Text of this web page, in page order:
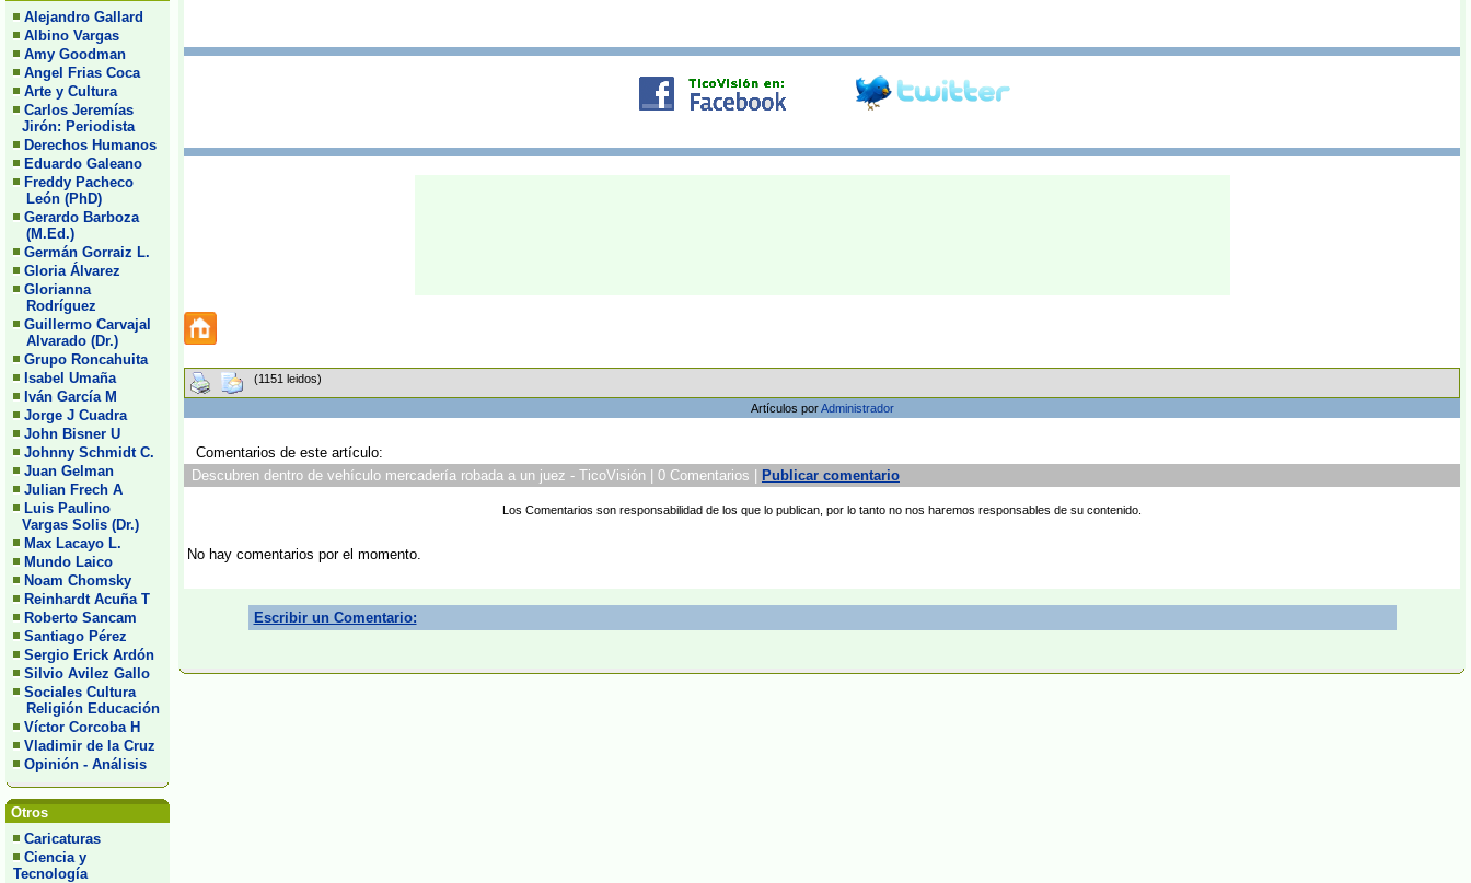
Alejandro Gallard
Albino Vargas
Amy Goodman
Angel Frias Coca
Arte y Cultura
Carlos Jeremías
Jirón: Periodista
Derechos Humanos
Eduardo Galeano
Freddy Pacheco
León (PhD)
Gerardo Barboza
(M.Ed.)
Germán Gorraiz L.
Gloria Álvarez
Glorianna
Rodríguez
Guillermo Carvajal
Alvarado (Dr.)
Grupo Roncahuita
Isabel Umaña
Iván García M
Jorge J Cuadra
John Bisner U
Johnny Schmidt C.
Juan Gelman
Julian Frech A
Luis Paulino
Vargas Solis (Dr.)
Max Lacayo L.
Mundo Laico
Noam Chomsky
Reinhardt Acuña T
Roberto Sancam
Santiago Pérez
Sergio Erick Ardón
Silvio Avilez Gallo
Sociales Cultura
Religión Educación
Víctor Corcoba H
Vladimir de la Cruz
Opinión - Análisis
Otros
Caricaturas
Ciencia y
Tecnología
(1151 leidos)
Artículos porAdministrador
Comentarios de este artículo:
Descubren dentro de vehículo mercadería robada a un juez - TicoVisión | 0 Comentarios |
Publicar comentario
Los Comentarios son responsabilidad de los que lo publican, por lo tanto no nos haremos responsables de su contenido.
No hay comentarios por el momento.
Escribir un Comentario: